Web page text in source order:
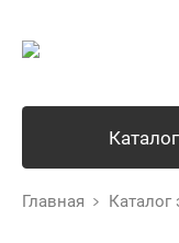
Каталог
Главная Каталог